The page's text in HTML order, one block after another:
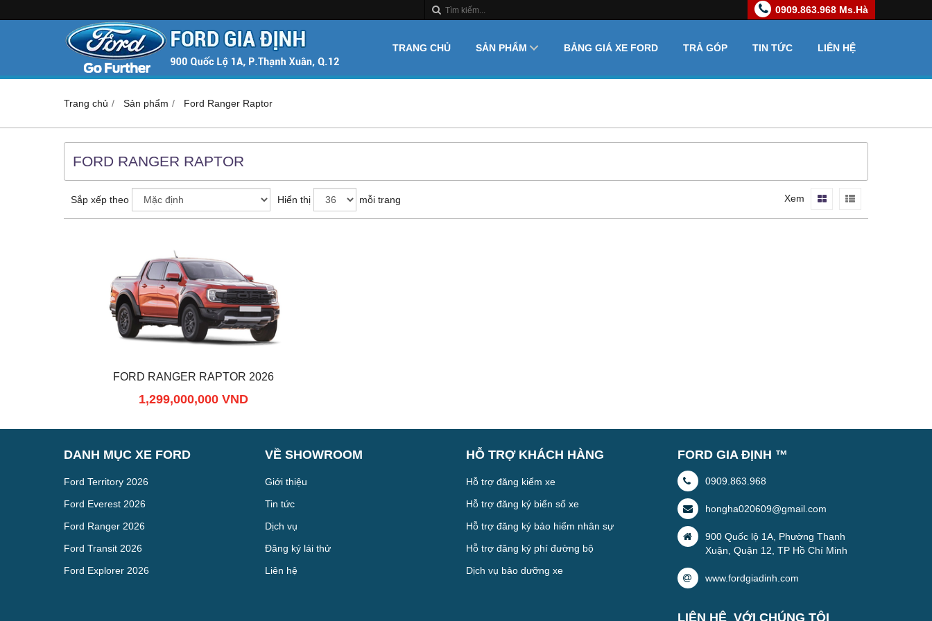
0909.863.968 Ms.Hà
TRANG CHỦ SẢN PHẨM BẢNG GIÁ XE FORD TRẢ GÓP TIN TỨC LIÊN HỆ
Trang chủ Sản phẩm Ford Ranger Raptor
FORD RANGER RAPTOR
Sắp xếp theo Hiển thị mỗi trang Xem
FORD RANGER RAPTOR 2026
1,299,000,000 VND
DANH MỤC XE FORD
Ford Territory 2026
Ford Everest 2026
Ford Ranger 2026
Ford Transit 2026
Ford Explorer 2026
VỀ SHOWROOM
Giới thiệu
Tin tức
Dịch vụ
Đăng ký lái thử
Liên hệ
HỖ TRỢ KHÁCH HÀNG
Hỗ trợ đăng kiểm xe
Hỗ trợ đăng ký biển số xe
Hỗ trợ đăng ký bảo hiểm nhân sự
Hỗ trợ đăng ký phí đường bộ
Dịch vụ bảo dưỡng xe
FORD GIA ĐỊNH ™
0909.863.968
hongha020609@gmail.com
900 Quốc lộ 1A, Phường Thạnh
Xuận, Quận 12, TP Hồ Chí Minh
www.fordgiadinh.com
LIÊN HỆ VỚI CHÚNG TÔI